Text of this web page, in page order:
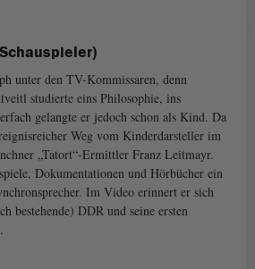
unter den TV-Kommissaren, denn
studierte eins Philosophie, ins
gelangte er jedoch schon als Kind. Da
Weg vom Kinderdarsteller im
„Tatort“-Ermittler Franz Leitmayr.
Dokumentationen und Hörbücher ein
Im Video erinnert er sich
bestehende) DDR und seine ersten